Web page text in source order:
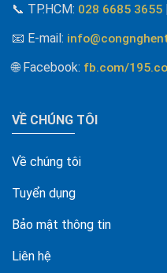
📞 TP.HCM: 028 6685 3655
📧 E-mail:
🌐 Facebook: fb.com/
VỀ CHÚNG TÔI
Về chúng tôi
Tuyển dụng
Bảo mật thông tin
Liên hệ